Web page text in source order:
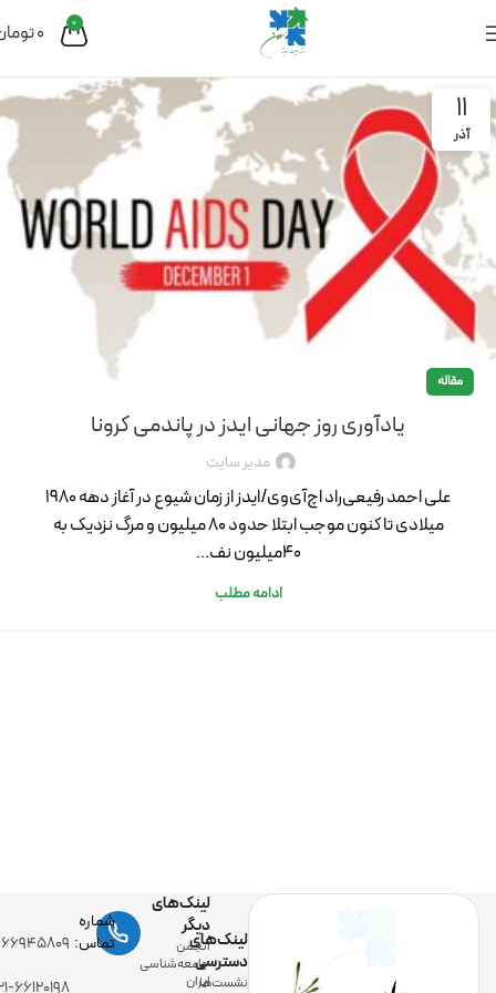
0
0
11
آذر
مقاله
یادآوری روز جهانی ایدز در پاندمی کرونا
مدیر سایت
علی احمد رفیعی‌راد اچ­‌آی‌­وی/ایدز از زمان شیوع در آغاز دهه 1980
میلادی تا کنون موجب ابتلا حدود 80 میلیون و مرگ نزدیک به
40میلیون نف...
ادامه مطلب
لینک‌های
دسترسی
نشست‌ها
لینک‌های
دیگر
انجمن
جامعه‌شناسی
ایران
شماره
تماس: ۰۲۱-
۰۲۱-